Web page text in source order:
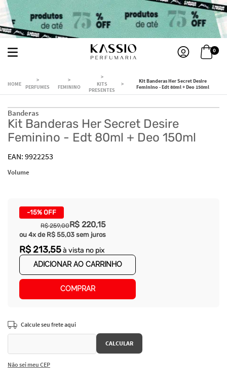
0
PERFUMES FEMININO
KITS
PRESENTES
Kit Banderas Her Secret Desire
Feminino - Edt 80ml + Deo 150ml
Banderas
Kit Banderas Her Secret Desire
Feminino - Edt 80ml + Deo 150ml
9922253
Volume
-15% OFF
R$ 220,15
R$ 259,00
ou 4x de R$ 55,03 sem juros
R$ 213,55à vista no pix
ADICIONAR AO CARRINHO
COMPRAR
Não sei meu CEP